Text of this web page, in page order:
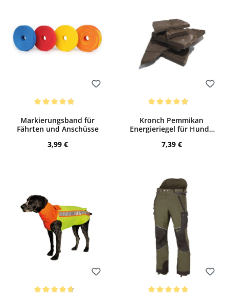
Bewerten
Markierungsband für
Fährten und Anschüsse
Regulärer Preis:
3,99 €
Bewerten
Kronch Pemmikan
Energieriegel für Hunde
Regulärer Preis:
7,39 €